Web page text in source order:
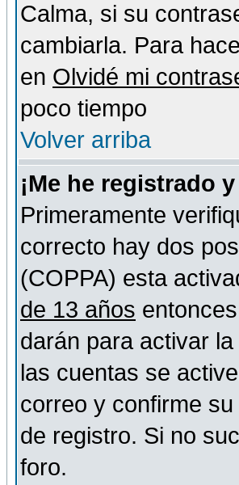
Calma, si su
cambiarla. Para
en Olvidé mi
poco tiempo
Volver arriba
¡Me he registrado
Primeramente
correcto hay dos
(COPPA) esta
de 13 años
darán para activar
las cuentas se
correo y confirme
de registro. Si no
foro.